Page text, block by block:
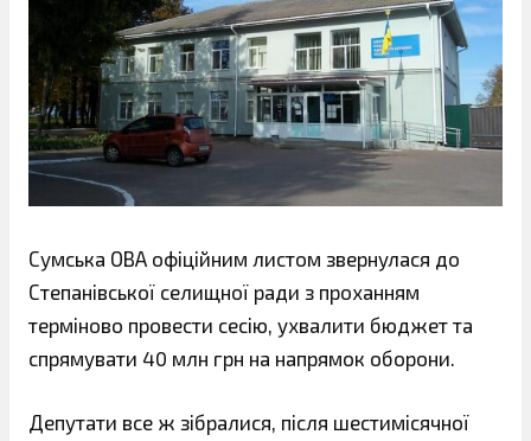
Сумська ОВА офіційним листом звернулася до
Степанівської селищної ради з проханням
терміново провести сесію, ухвалити бюджет та
спрямувати 40 млн грн на напрямок оборони.
Депутати все ж зібралися, після шестимісячної